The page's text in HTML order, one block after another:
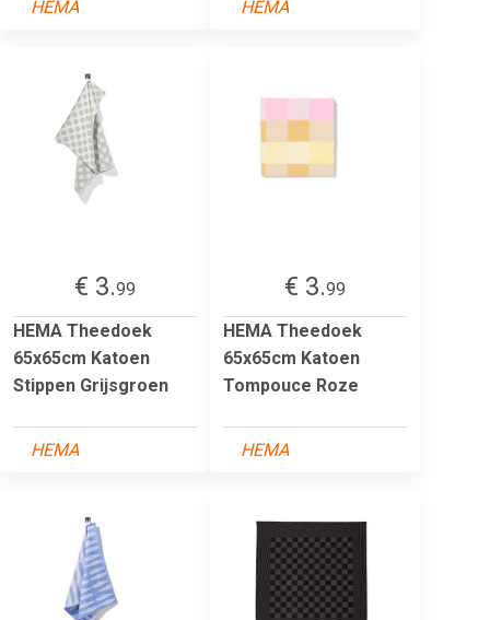
HEMA HEMA
€ 3.99
HEMA Theedoek
65x65cm Katoen
Stippen Grijsgroen
HEMA
€ 3.99
HEMA Theedoek
65x65cm Katoen
Tompouce Roze
HEMA